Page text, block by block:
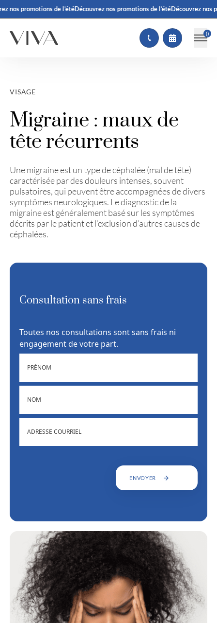
nos promotions de l’étéDécouvrez nos promotions de l’étéDécouvrez nos
()
VISAGE
Migraine : maux de
tête récurrents
Une migraine est un type de céphalée (mal de tête)
caractérisée par des douleurs intenses, souvent
pulsatoires, qui peuvent être accompagnées de divers
symptômes neurologiques. Le diagnostic de la
migraine est généralement basé sur les symptômes
décrits par le patient et l’exclusion d’autres causes de
céphalées.
Consultation sans frais
Toutes nos consultations sont sans frais ni
engagement de votre part.
COURRIEL
ENVOYER